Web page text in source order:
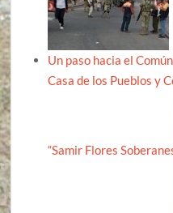
Un paso hacia el
Casa de los Pueblos y
“Samir Flores